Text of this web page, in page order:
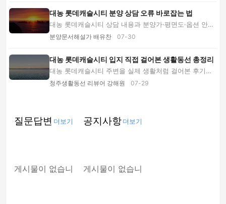
대농 롯데캐슬시티 분양 상담 오류 바로잡는 법
대농 롯데캐슬시티 상담 내용과 분양가·평면도·옵션 안내
가 다를 때 공식 문서를 교차 확인하는 순서부...
분양문서해설가 배유찬 07-30
대농 롯데캐슬시티 입지 직접 걸어본 생활동선 총정리
대농 롯데캐슬시티 주변을 실제 생활처럼 걸어본 후기입
니다. 출퇴근·장보기·교육 동선부터 모델하우스 ...
청주생활동선 리뷰어 강해원 07-29
질문답변
게시물이 없습니
더보기 공지사항
게시물이 없습니
더보기